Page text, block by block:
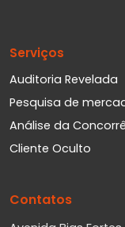
Serviços
Auditoria Revelada
Pesquisa de
Análise da
Cliente Oculto
Contatos